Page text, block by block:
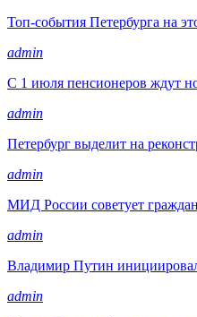
Топ-события Петербурга на
admin
С 1 июля пенсионеров ждут
admin
Петербург выделит на
admin
МИД России советует
admin
Владимир Путин
admin